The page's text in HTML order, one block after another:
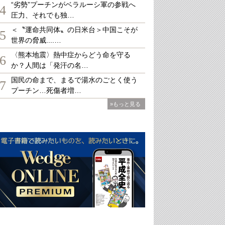
4
“劣勢”プーチンがベラルーシ軍の参戦へ
圧力、それでも独…
5
＜〝運命共同体〟の日米台＞中国こそが
世界の脅威....…
6
〈熊本地震〉熱中症からどう命を守る
か？人間は「発汗の名…
7
国民の命まで、まるで湯水のごとく使う
プーチン…死傷者増…
»もっと見る